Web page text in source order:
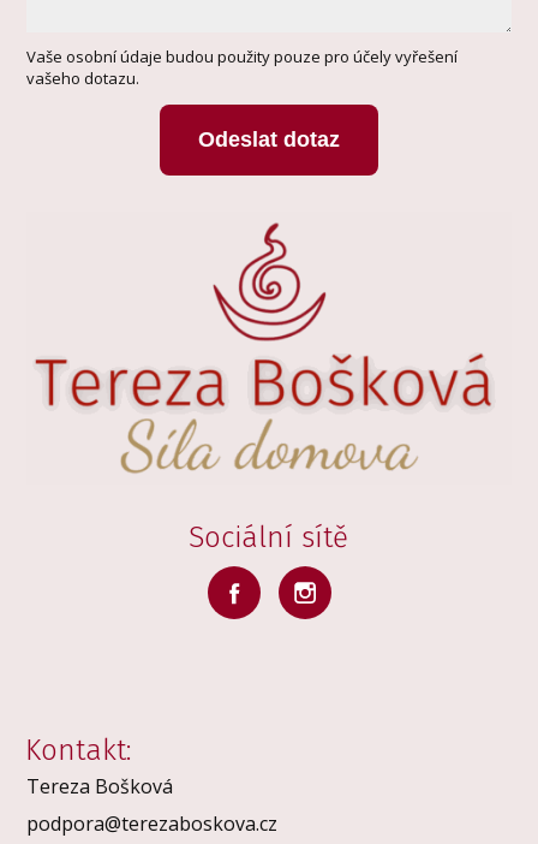
Vaše osobní údaje budou použity pouze pro účely vyřešení
vašeho dotazu.
Odeslat dotaz
Sociální sítě
Kontakt:
Tereza Bošková
podpora@terezaboskova.cz